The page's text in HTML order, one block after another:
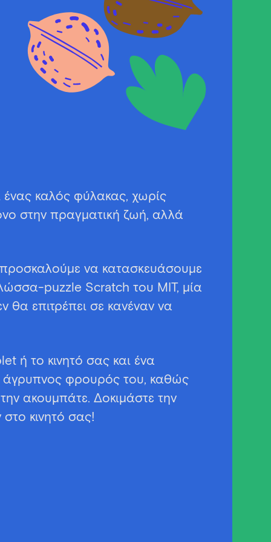
ένας καλός φύλακας, χωρίς
στην πραγματική ζωή, αλλά
προσκαλούμε να κατασκευάσουμε
puzzle Scratch του ΜΙΤ, μία
επιτρέπει σε κανέναν να
ή το κινητό σας και ένα
άγρυπνος φρουρός του, καθώς
ακουμπάτε. Δοκιμάστε την
κινητό σας!